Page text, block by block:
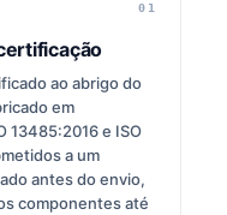
01
ao abrigo do
em
13485:2016 e ISO
a um
antes do envio,
componentes até